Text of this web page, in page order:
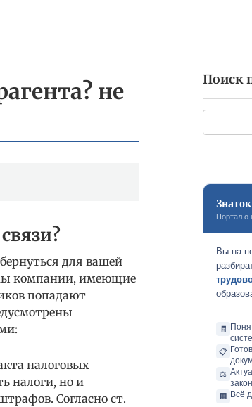
не
для вашей
компании, имеющие
попадают
налоговых
налоги, но и
Согласно ст.
Поиск
Портал о
Вы на
🧾
📋
⚖️
🏢 Всё